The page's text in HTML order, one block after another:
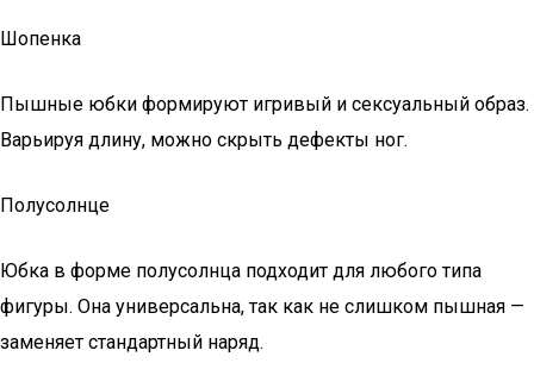
Шопенка
Пышные юбки формируют игривый и сексуальный образ.
Варьируя длину, можно скрыть дефекты ног.
Полусолнце
Юбка в форме полусолнца подходит для любого типа
фигуры. Она универсальна, так как не слишком пышная —
заменяет стандартный наряд.